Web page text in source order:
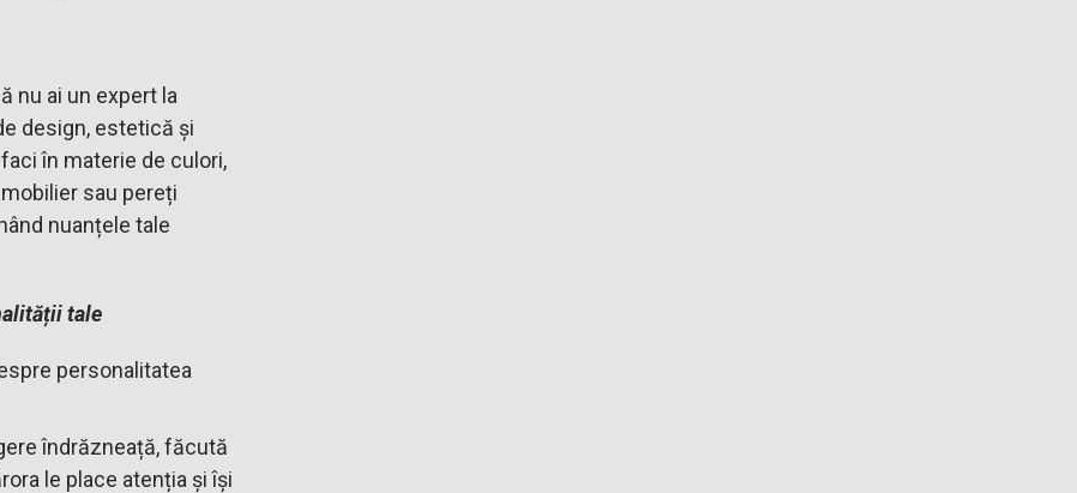
nu ai un expert la
design, estetică și
în materie de culori,
sau pereți
nuanțele tale
tale
personalitatea
îndrăzneață, făcută
le place atenția și își